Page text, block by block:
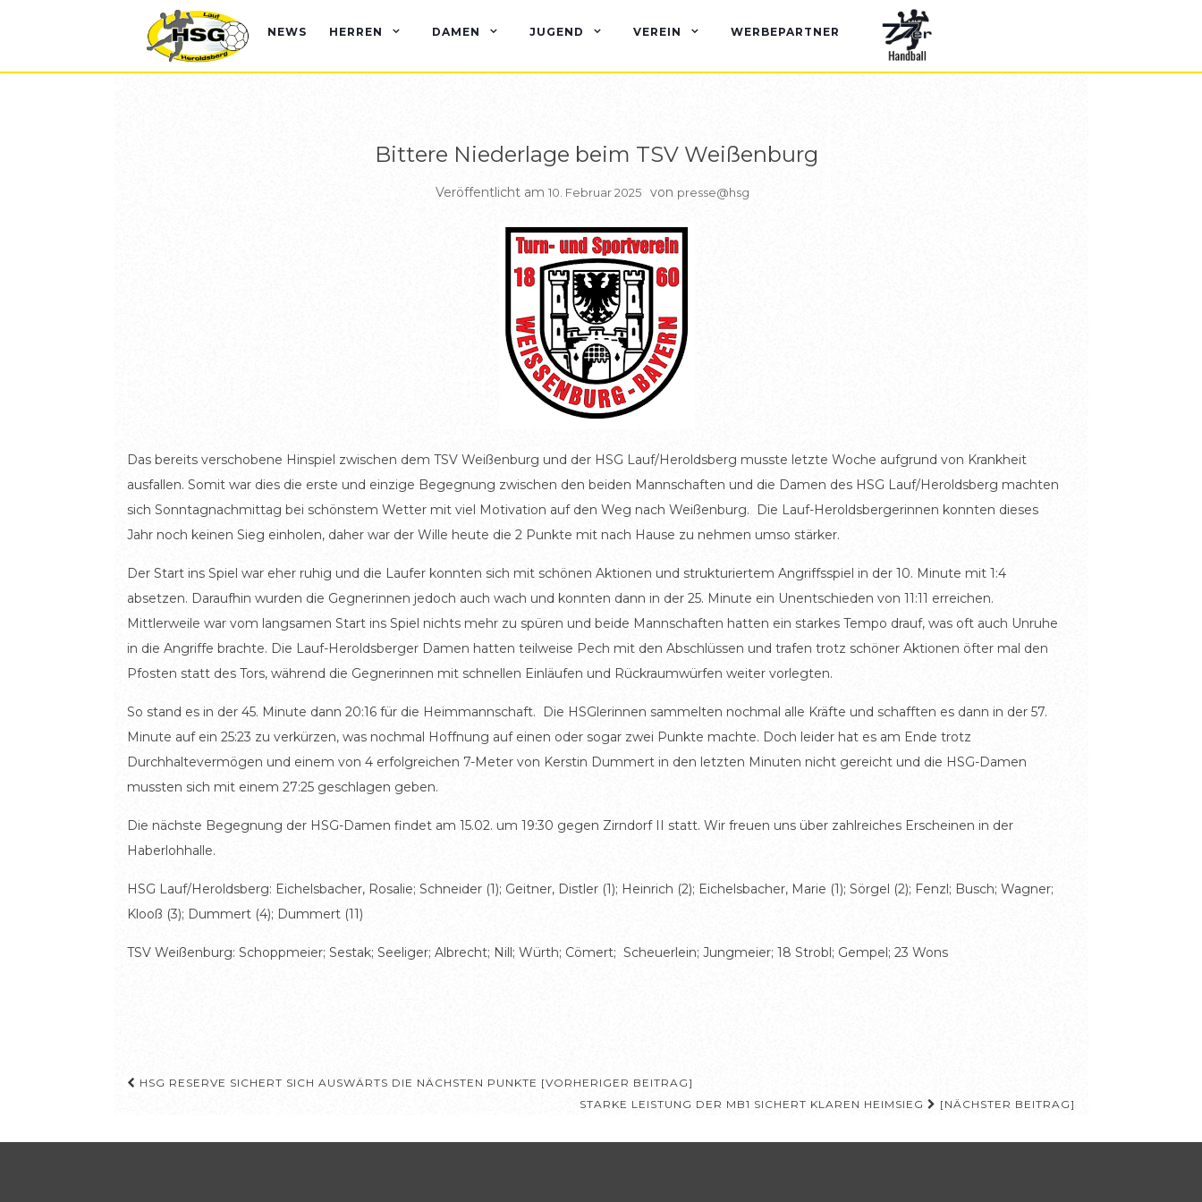
NEWS HERREN DAMEN JUGEND VEREIN WERBEPARTNER
Bittere Niederlage beim TSV Weißenburg
Veröffentlicht am 10. Februar 2025 von presse@hsg
Das bereits verschobene Hinspiel zwischen dem TSV Weißenburg und der HSG Lauf/Heroldsberg musste letzte Woche aufgrund von Krankheit
ausfallen. Somit war dies die erste und einzige Begegnung zwischen den beiden Mannschaften und die Damen des HSG Lauf/Heroldsberg machten
sich Sonntagnachmittag bei schönstem Wetter mit viel Motivation auf den Weg nach Weißenburg. Die Lauf-Heroldsbergerinnen konnten dieses
Jahr noch keinen Sieg einholen, daher war der Wille heute die 2 Punkte mit nach Hause zu nehmen umso stärker.
Der Start ins Spiel war eher ruhig und die Laufer konnten sich mit schönen Aktionen und strukturiertem Angriffsspiel in der 10. Minute mit 1:4
absetzen. Daraufhin wurden die Gegnerinnen jedoch auch wach und konnten dann in der 25. Minute ein Unentschieden von 11:11 erreichen.
Mittlerweile war vom langsamen Start ins Spiel nichts mehr zu spüren und beide Mannschaften hatten ein starkes Tempo drauf, was oft auch Unruhe
in die Angriffe brachte. Die Lauf-Heroldsberger Damen hatten teilweise Pech mit den Abschlüssen und trafen trotz schöner Aktionen öfter mal den
Pfosten statt des Tors, während die Gegnerinnen mit schnellen Einläufen und Rückraumwürfen weiter vorlegten.
So stand es in der 45. Minute dann 20:16 für die Heimmannschaft. Die HSGlerinnen sammelten nochmal alle Kräfte und schafften es dann in der 57.
Minute auf ein 25:23 zu verkürzen, was nochmal Hoffnung auf einen oder sogar zwei Punkte machte. Doch leider hat es am Ende trotz
Durchhaltevermögen und einem von 4 erfolgreichen 7-Meter von Kerstin Dummert in den letzten Minuten nicht gereicht und die HSG-Damen
mussten sich mit einem 27:25 geschlagen geben.
Die nächste Begegnung der HSG-Damen findet am 15.02. um 19:30 gegen Zirndorf II statt. Wir freuen uns über zahlreiches Erscheinen in der
Haberlohhalle.
HSG Lauf/Heroldsberg: Eichelsbacher, Rosalie; Schneider (1); Geitner, Distler (1); Heinrich (2); Eichelsbacher, Marie (1); Sörgel (2); Fenzl; Busch; Wagner;
Klooß (3); Dummert (4); Dummert (11)
TSV Weißenburg: Schoppmeier; Sestak; Seeliger; Albrecht; Nill; Würth; Cömert; Scheuerlein; Jungmeier; 18 Strobl; Gempel; 23 Wons
Beitragsnavigation
HSG RESERVE SICHERT SICH AUSWÄRTS DIE NÄCHSTEN PUNKTE [VORHERIGER BEITRAG]
STARKE LEISTUNG DER MB1 SICHERT KLAREN HEIMSIEG
[NÄCHSTER BEITRAG]